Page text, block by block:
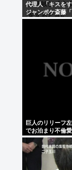
代理人「キスを
ジャンポケ斎藤
宣言することな
巨人のリリーフ
でお泊まり不倫愛